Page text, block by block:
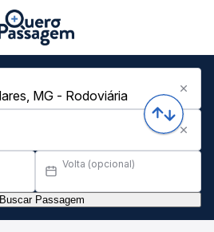
Volta (opcional)
Buscar Passagem